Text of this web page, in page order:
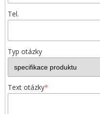
Tel.
Typ otázky
Text otázky*